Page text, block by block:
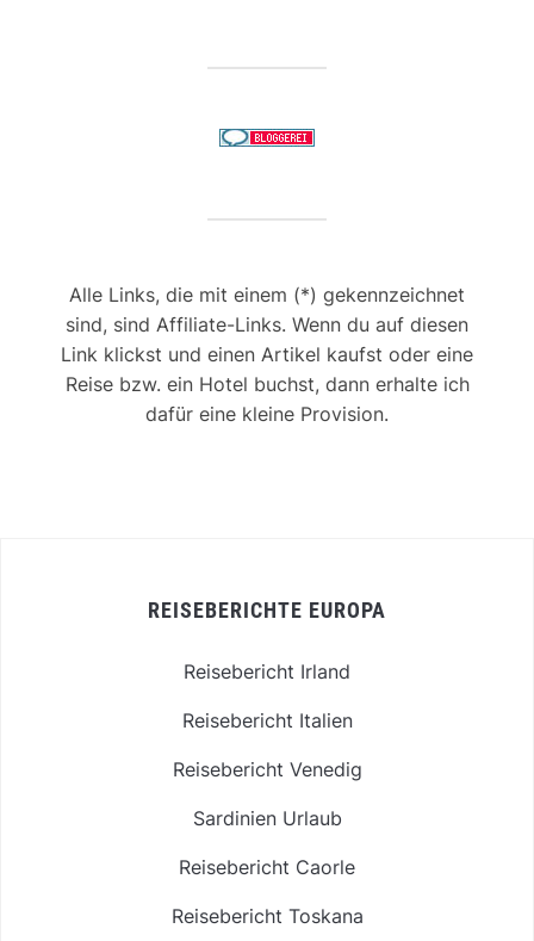
Alle Links, die mit einem (*) gekennzeichnet
sind, sind Affiliate-Links. Wenn du auf diesen
Link klickst und einen Artikel kaufst oder eine
Reise bzw. ein Hotel buchst, dann erhalte ich
dafür eine kleine Provision.
REISEBERICHTE EUROPA
Reisebericht Irland
Reisebericht Italien
Reisebericht Venedig
Sardinien Urlaub
Reisebericht Caorle
Reisebericht Toskana